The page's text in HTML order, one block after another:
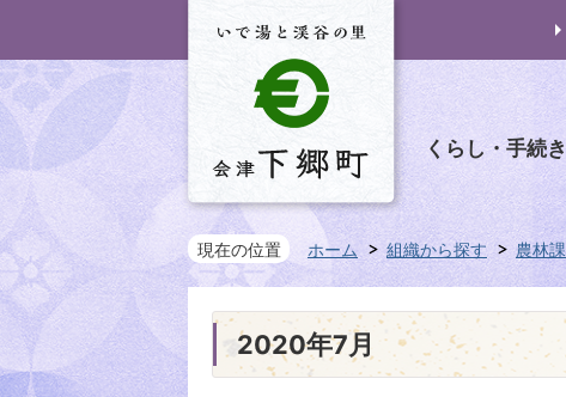
くらし・手続き
現在の位置 ホーム 組織から探す 農林課
2020年7月